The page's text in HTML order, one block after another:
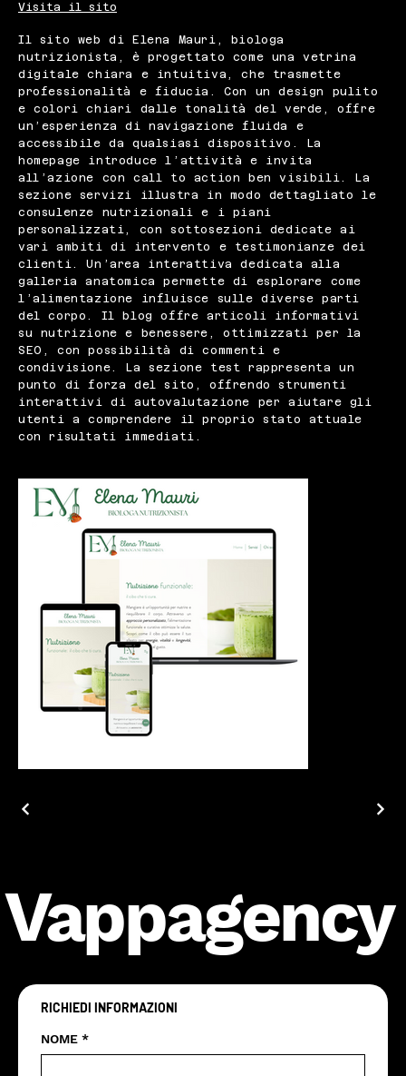
Visita il sito
Il sito web di Elena Mauri, biologa
nutrizionista, è progettato come una vetrina
digitale chiara e intuitiva, che trasmette
professionalità e fiducia. Con un design pulito
e colori chiari dalle tonalità del verde, offre
un’esperienza di navigazione fluida e
accessibile da qualsiasi dispositivo. La
homepage introduce l’attività e invita
all’azione con call to action ben visibili. La
sezione servizi illustra in modo dettagliato le
consulenze nutrizionali e i piani
personalizzati, con sottosezioni dedicate ai
vari ambiti di intervento e testimonianze dei
clienti. Un’area interattiva dedicata alla
galleria anatomica permette di esplorare come
l’alimentazione influisce sulle diverse parti
del corpo. Il blog offre articoli informativi
su nutrizione e benessere, ottimizzati per la
SEO, con possibilità di commenti e
condivisione. La sezione test rappresenta un
punto di forza del sito, offrendo strumenti
interattivi di autovalutazione per aiutare gli
utenti a comprendere il proprio stato attuale
con risultati immediati.
Vappagency
RICHIEDI INFORMAZIONI
NOME *